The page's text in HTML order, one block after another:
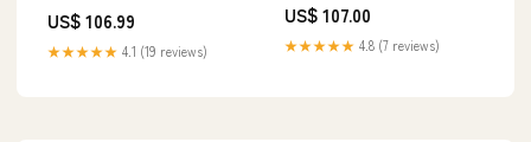
US$ 106.99
★★★★★ 4.1 (19 reviews)
Aemilianus
US$ 107.00
★★★★★ 4.8 (7 reviews)